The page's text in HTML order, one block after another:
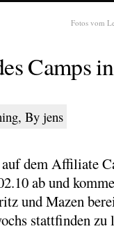
Fotos vom
Camps in
, By jens
dem Affiliate
ab und
und Mazen
stattfinden zu